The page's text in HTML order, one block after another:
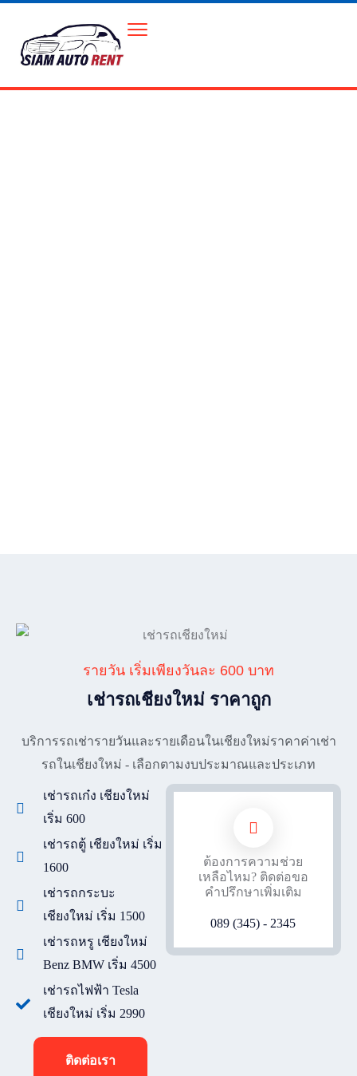
รายวัน เริ่มเพียงวันละ 600 บาท
เช่ารถเชียงใหม่ ราคาถูก
บริการรถเช่ารายวันและรายเดือนในเชียงใหม่ราคาค่าเช่า
รถในเชียงใหม่ - เลือกตามงบประมาณและประเภท
เช่ารถเก๋ง เชียงใหม่
เริ่ม 600
เช่ารถตู้ เชียงใหม่ เริ่ม
1600
เช่ารถกระบะ
เชียงใหม่ เริ่ม 1500
เช่ารถหรู เชียงใหม่
Benz BMW เริ่ม 4500
เช่ารถไฟฟ้า Tesla
เชียงใหม่ เริ่ม 2990
ติดต่อเรา
ต้องการความช่วย
เหลือไหม? ติดต่อขอ
คำปรึกษาเพิ่มเติม
089 (345) - 2345